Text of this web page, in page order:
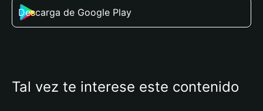
Descarga de Google Play
Tal vez te interese este contenido